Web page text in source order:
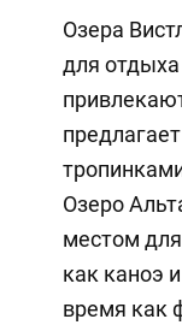
Озера
для
Озеро
местом
как каноэ
время как